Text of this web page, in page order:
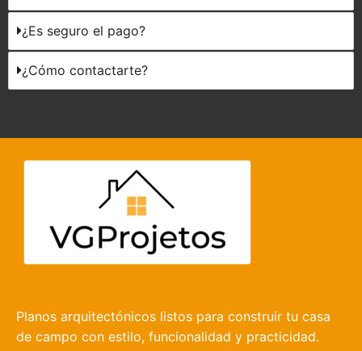
¿Es seguro el pago?
¿Cómo contactarte?
Planos arquitectónicos listos para construir tu casa
de campo con estilo, funcionalidad y practicidad.